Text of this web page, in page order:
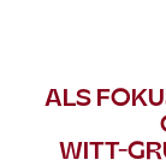
ALS
WITT-